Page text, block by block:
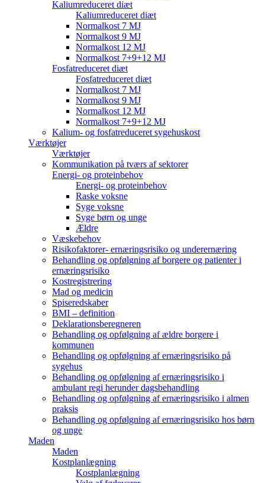
Kaliumreduceret diæt
Kaliumreduceret diæt
Normalkost 7 MJ
Normalkost 9 MJ
Normalkost 12 MJ
Normalkost 7+9+12 MJ
Fosfatreduceret diæt
Fosfatreduceret diæt
Normalkost 7 MJ
Normalkost 9 MJ
Normalkost 12 MJ
Normalkost 7+9+12 MJ
Kalium- og fosfatreduceret sygehuskost
Værktøjer
Værktøjer
Kommunikation på tværs af sektorer
Energi- og proteinbehov
Energi- og proteinbehov
Raske voksne
Syge voksne
Syge børn og unge
Ældre
Væskebehov
Risikofaktorer- ernæringsrisiko og underernæring
Behandling og opfølgning af borgere og patienter i
ernæringsrisiko
Kostregistrering
Mad og medicin
Spiseredskaber
BMI – definition
Deklarationsberegneren
Behandling og opfølgning af ældre borgere i
kommunen
Behandling og opfølgning af ernæringsrisiko på
sygehus
Behandling og opfølgning af ernæringsrisiko i
ambulant regi herunder dagsbehandling
Behandling og opfølgning af ernæringsrisiko i almen
praksis
Behandling og opfølgning af ernæringsrisiko hos børn
og unge
Maden
Maden
Kostplanlægning
Kostplanlægning